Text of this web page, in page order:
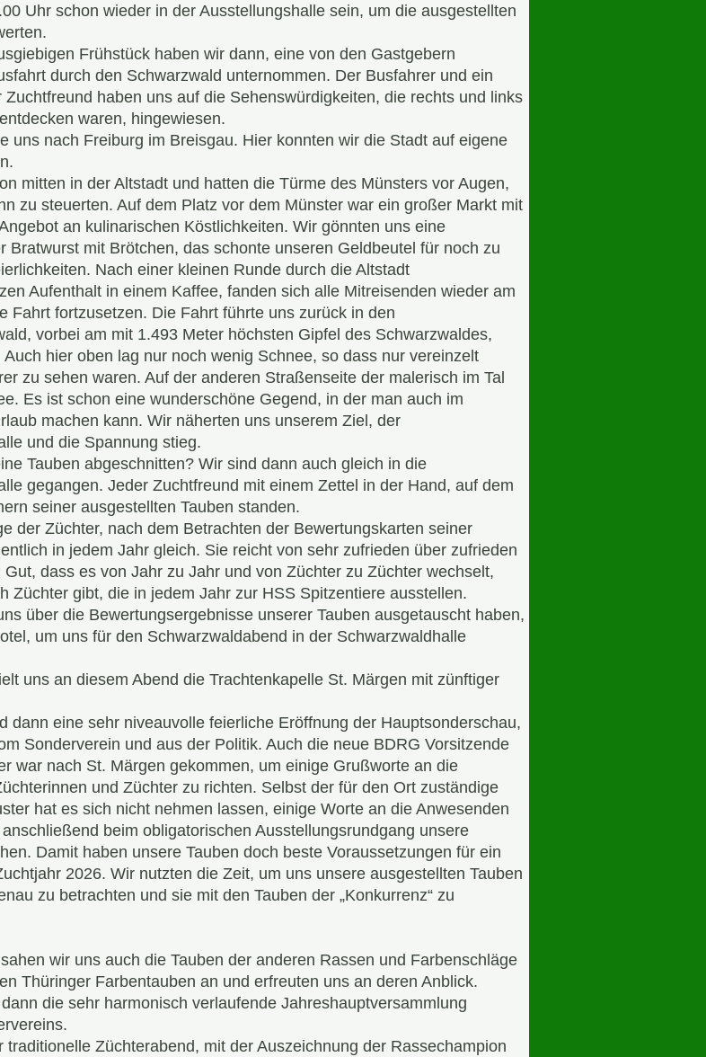
Uhr schon wieder in der Ausstellungshalle sein, um die ausgestellten
Frühstück haben wir dann, eine von den Gastgebern
durch den Schwarzwald unternommen. Der Busfahrer und ein
Zuchtfreund haben uns auf die Sehenswürdigkeiten, die rechts und links
waren, hingewiesen.
uns nach Freiburg im Breisgau. Hier konnten wir die Stadt auf eigene
mitten in der Altstadt und hatten die Türme des Münsters vor Augen,
zu steuerten. Auf dem Platz vor dem Münster war ein großer Markt mit
an kulinarischen Köstlichkeiten. Wir gönnten uns eine
Bratwurst mit Brötchen, das schonte unseren Geldbeutel für noch zu
Nach einer kleinen Runde durch die Altstadt
Aufenthalt in einem Kaffee, fanden sich alle Mitreisenden wieder am
Fahrt fortzusetzen. Die Fahrt führte uns zurück in den
vorbei am mit 1.493 Meter höchsten Gipfel des Schwarzwaldes,
hier oben lag nur noch wenig Schnee, so dass nur vereinzelt
zu sehen waren. Auf der anderen Straßenseite der malerisch im Tal
Es ist schon eine wunderschöne Gegend, in der man auch im
machen kann. Wir näherten uns unserem Ziel, der
und die Spannung stieg.
Tauben abgeschnitten? Wir sind dann auch gleich in die
gegangen. Jeder Zuchtfreund mit einem Zettel in der Hand, auf dem
seiner ausgestellten Tauben standen.
der Züchter, nach dem Betrachten der Bewertungskarten seiner
in jedem Jahr gleich. Sie reicht von sehr zufrieden über zufrieden
Gut, dass es von Jahr zu Jahr und von Züchter zu Züchter wechselt,
Züchter gibt, die in jedem Jahr zur HSS Spitzentiere ausstellen.
über die Bewertungsergebnisse unserer Tauben ausgetauscht haben,
um uns für den Schwarzwaldabend in der Schwarzwaldhalle
uns an diesem Abend die Trachtenkapelle St. Märgen mit zünftiger
dann eine sehr niveauvolle feierliche Eröffnung der Hauptsonderschau,
Sonderverein und aus der Politik. Auch die neue BDRG Vorsitzende
war nach St. Märgen gekommen, um einige Grußworte an die
und Züchter zu richten. Selbst der für den Ort zuständige
hat es sich nicht nehmen lassen, einige Worte an die Anwesenden
beim obligatorischen Ausstellungsrundgang unsere
Damit haben unsere Tauben doch beste Voraussetzungen für ein
2026. Wir nutzten die Zeit, um uns unsere ausgestellten Tauben
zu betrachten und sie mit den Tauben der „Konkurrenz“ zu
wir uns auch die Tauben der anderen Rassen und Farbenschläge
Thüringer Farbentauben an und erfreuten uns an deren Anblick.
die sehr harmonisch verlaufende Jahreshauptversammlung
traditionelle Züchterabend, mit der Auszeichnung der Rassechampion